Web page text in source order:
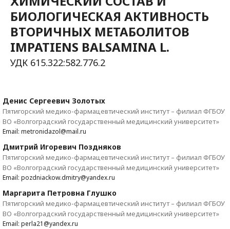
БИОЛОГИЧЕСКАЯ АКТИВНОСТЬ
ВТОРИЧНЫХ МЕТАБОЛИТОВ
IMPATIENS BALSAMINA L.
УДК 615.322:582.776.2
Денис Сергеевич Золотых
Пятигорский медико-фармацевтический институт – филиал ФГБОУ
ВО «Волгоградский государственный медицинский университет»
Email: metronidazol@mail.ru
Дмитрий Игоревич Поздняков
Пятигорский медико-фармацевтический институт – филиал ФГБОУ
ВО «Волгоградский государственный медицинский университет»
Email: pozdniackow.dmitry@yandex.ru
Маргарита Петровна Глушко
Пятигорский медико-фармацевтический институт – филиал ФГБОУ
ВО «Волгоградский государственный медицинский университет»
Email: perla21@yandex.ru